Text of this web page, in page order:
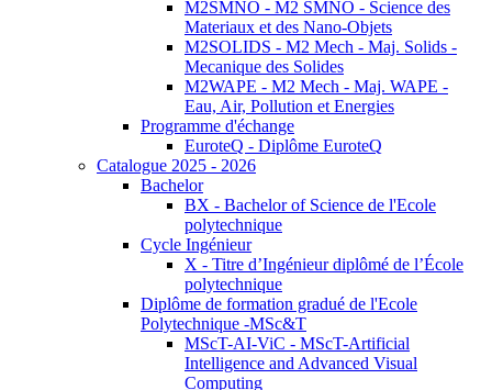
M2SMNO - M2 SMNO - Science des
Materiaux et des Nano-Objets
M2SOLIDS - M2 Mech - Maj. Solids -
Mecanique des Solides
M2WAPE - M2 Mech - Maj. WAPE -
Eau, Air, Pollution et Energies
Programme d'échange
EuroteQ - Diplôme EuroteQ
Catalogue 2025 - 2026
Bachelor
BX - Bachelor of Science de l'Ecole
polytechnique
Cycle Ingénieur
X - Titre d’Ingénieur diplômé de l’École
polytechnique
Diplôme de formation gradué de l'Ecole
Polytechnique -MSc&T
MScT-AI-ViC - MScT-Artificial
Intelligence and Advanced Visual
Computing